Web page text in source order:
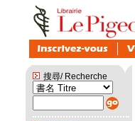
搜尋/ Recherche